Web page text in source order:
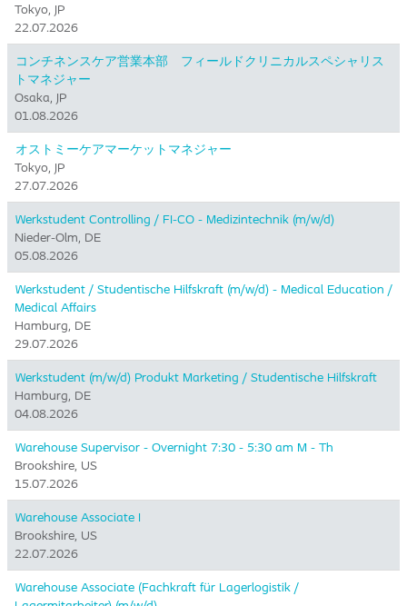
Tokyo, JP
22.07.2026
コンチネンスケア営業本部 フィールドクリニカルスペシャリス
トマネジャー
Osaka, JP
01.08.2026
オストミーケアマーケットマネジャー
Tokyo, JP
27.07.2026
Werkstudent Controlling / FI-CO - Medizintechnik (m/w/d)
Nieder-Olm, DE
05.08.2026
Werkstudent / Studentische Hilfskraft (m/w/d) - Medical Education /
Medical Affairs
Hamburg, DE
29.07.2026
Werkstudent (m/w/d) Produkt Marketing / Studentische Hilfskraft
Hamburg, DE
04.08.2026
Warehouse Supervisor - Overnight 7:30 - 5:30 am M - Th
Brookshire, US
15.07.2026
Warehouse Associate I
Brookshire, US
22.07.2026
Warehouse Associate (Fachkraft für Lagerlogistik /